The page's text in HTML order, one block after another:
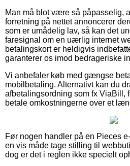
Man må blot være så påpasselig,
forretning på nettet annoncerer
som er umådelig lav, så kan det
faresignal om en uærlig internet
betalingskort er heldigvis
garanterer os imod bedrageriske
Vi anbefaler køb med gængse
mobilbetaling. Alternativt kan du
afbetalingsordning som fx ViaBill,
betale omkostningerne over et
Før nogen handler på en Pieces
en vis måde tage stilling til
dog er det i reglen ikke specielt